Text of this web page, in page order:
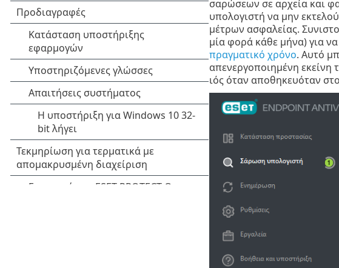
σαρώσεων σε αρχεία και
υπολογιστή να μην
μέτρων ασφαλείας.
μία φορά κάθε μήνα) για
πραγματικό χρόνο. Αυτό
απενεργοποιημένη εκείνη
ιός όταν αποθηκευόταν